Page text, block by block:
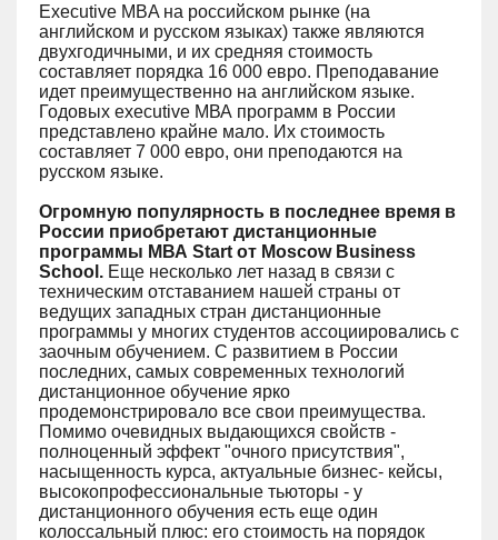
Executive MBA на российском рынке (на
английском и русском языках) также являются
двухгодичными, и их средняя стоимость
составляет порядка 16 000 евро. Преподавание
идет преимущественно на английском языке.
Годовых executive МВА программ в России
представлено крайне мало. Их стоимость
составляет 7 000 евро, они преподаются на
русском языке.
Огромную популярность в последнее время в
России приобретают дистанционные
программы МВА Start от Moscow Business
School. Еще несколько лет назад в связи с
техническим отставанием нашей страны от
ведущих западных стран дистанционные
программы у многих студентов ассоциировались с
заочным обучением. С развитием в России
последних, самых современных технологий
дистанционное обучение ярко
продемонстрировало все свои преимущества.
Помимо очевидных выдающихся свойств -
полноценный эффект "очного присутствия",
насыщенность курса, актуальные бизнес- кейсы,
высокопрофессиональные тьюторы - у
дистанционного обучения есть еще один
колоссальный плюс: его стоимость на порядок